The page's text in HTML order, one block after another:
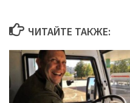
ЧИТАЙТЕ ТАКЖЕ: